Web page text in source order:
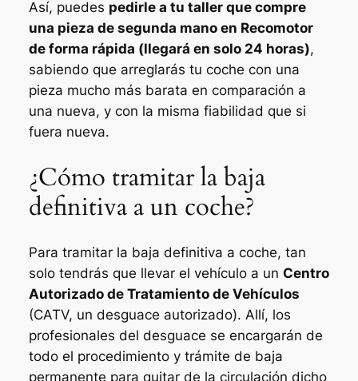
Así, puedes pedirle a tu taller que compre
una pieza de segunda mano en Recomotor
de forma rápida (llegará en solo 24 horas),
sabiendo que arreglarás tu coche con una
pieza mucho más barata en comparación a
una nueva, y con la misma fiabilidad que si
fuera nueva.
¿Cómo tramitar la baja
definitiva a un coche?
Para tramitar la baja definitiva a coche, tan
solo tendrás que llevar el vehículo a un Centro
Autorizado de Tratamiento de Vehículos
(CATV, un desguace autorizado). Allí, los
profesionales del desguace se encargarán de
todo el procedimiento y trámite de baja
permanente para quitar de la circulación dicho